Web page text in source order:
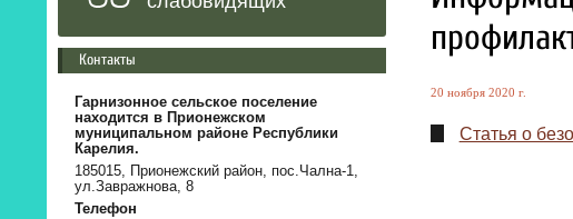
Контакты
Гарнизонное сельское поселение
находится в Прионежском
муниципальном районе Республики
Карелия.
185015, Прионежский район, пос.Чална-1,
ул.Завражнова, 8
Телефон
20 ноября 2020 г.
Статья о